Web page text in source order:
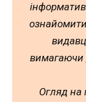
вимагаючи
Огляд на